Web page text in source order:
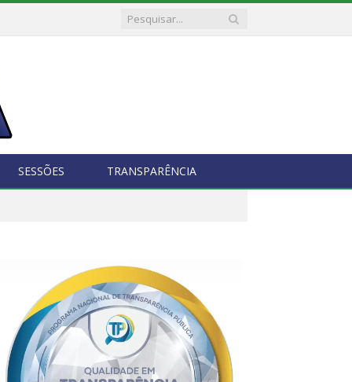
SESSÕES TRANSPARÊNCIA